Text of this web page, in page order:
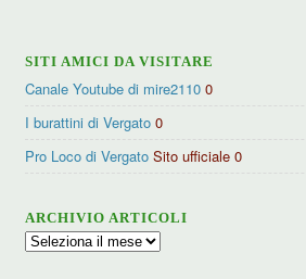
SITI AMICI DA VISITARE
Canale Youtube di mire2110 0
I burattini di Vergato 0
Pro Loco di Vergato Sito ufficiale 0
ARCHIVIO ARTICOLI
Archivio